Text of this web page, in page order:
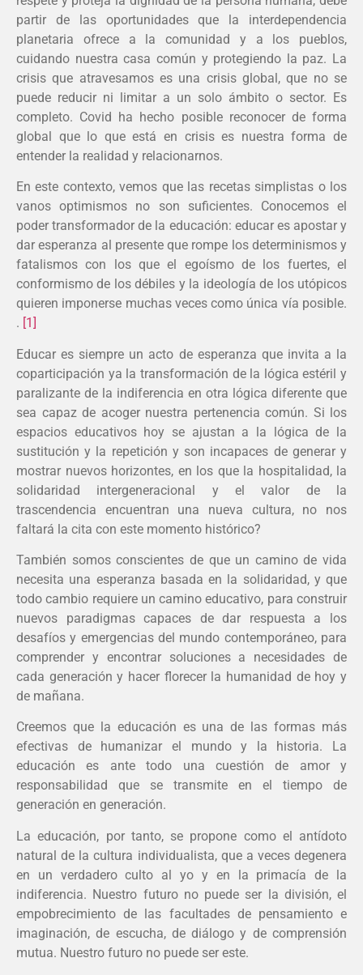
partir de las oportunidades que la interdependencia
planetaria ofrece a la comunidad y a los pueblos,
cuidando nuestra casa común y protegiendo la paz. La
crisis que atravesamos es una crisis global, que no se
puede reducir ni limitar a un solo ámbito o sector. Es
completo. Covid ha hecho posible reconocer de forma
global que lo que está en crisis es nuestra forma de
entender la realidad y relacionarnos.
En este contexto, vemos que las recetas simplistas o los
vanos optimismos no son suficientes. Conocemos el
poder transformador de la educación: educar es apostar y
dar esperanza al presente que rompe los determinismos y
fatalismos con los que el egoísmo de los fuertes, el
conformismo de los débiles y la ideología de los utópicos
quieren imponerse muchas veces como única vía posible.
. [1]
Educar es siempre un acto de esperanza que invita a la
coparticipación ya la transformación de la lógica estéril y
paralizante de la indiferencia en otra lógica diferente que
sea capaz de acoger nuestra pertenencia común. Si los
espacios educativos hoy se ajustan a la lógica de la
sustitución y la repetición y son incapaces de generar y
mostrar nuevos horizontes, en los que la hospitalidad, la
solidaridad intergeneracional y el valor de la
trascendencia encuentran una nueva cultura, no nos
faltará la cita con este momento histórico?
También somos conscientes de que un camino de vida
necesita una esperanza basada en la solidaridad, y que
todo cambio requiere un camino educativo, para construir
nuevos paradigmas capaces de dar respuesta a los
desafíos y emergencias del mundo contemporáneo, para
comprender y encontrar soluciones a necesidades de
cada generación y hacer florecer la humanidad de hoy y
de mañana.
Creemos que la educación es una de las formas más
efectivas de humanizar el mundo y la historia. La
educación es ante todo una cuestión de amor y
responsabilidad que se transmite en el tiempo de
generación en generación.
La educación, por tanto, se propone como el antídoto
natural de la cultura individualista, que a veces degenera
en un verdadero culto al yo y en la primacía de la
indiferencia. Nuestro futuro no puede ser la división, el
empobrecimiento de las facultades de pensamiento e
imaginación, de escucha, de diálogo y de comprensión
mutua. Nuestro futuro no puede ser este.